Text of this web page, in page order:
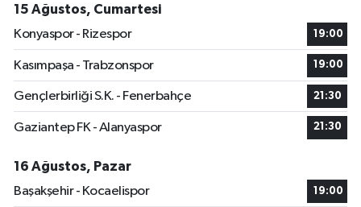
15 Ağustos, Cumartesi
Konyaspor - Rizespor
19:00
Kasımpaşa - Trabzonspor 19:00
Gençlerbirliği S.K. - Fenerbahçe 21:30
Gaziantep FK - Alanyaspor 21:30
16 Ağustos, Pazar
Başakşehir - Kocaelispor
19:00